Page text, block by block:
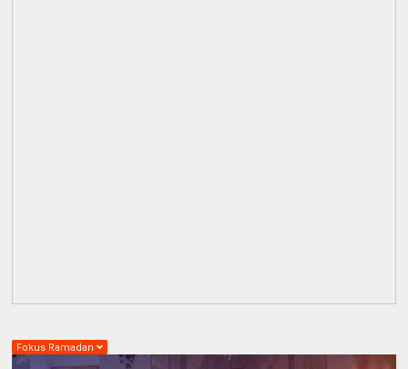
Fokus Ramadan